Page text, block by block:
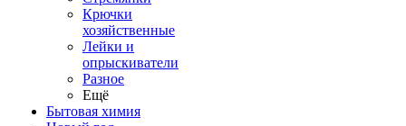
Крючки
хозяйственные
Лейки и
опрыскиватели
Разное
Ещё
Бытовая химия